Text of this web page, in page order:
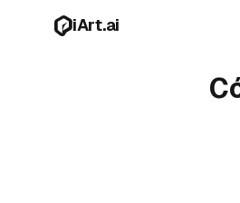
iArt.ai